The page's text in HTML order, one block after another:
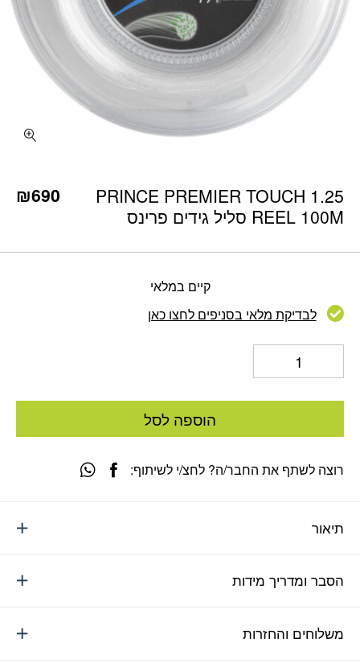
PRINCE PREMIER TOUCH 1.25
REEL 100M סליל גידים פרינס
₪690
קיים במלאי
לבדיקת מלאי בסניפים לחצו כאן
הוספה לסל
תיאור
הסבר ומדריך מידות
משלוחים והחזרות
רוצה לשתף את החבר/ה? לחצ/י לשיתוף: